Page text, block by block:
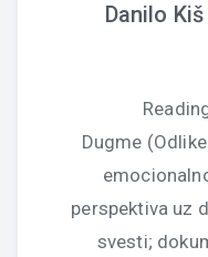
Danilo
Dugme
perspektiva uz
svesti;